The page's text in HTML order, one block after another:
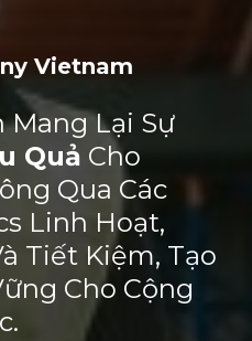
Vietnam
Mang Lại Sự
Quả Cho
Qua Các
Linh Hoạt,
Tiết Kiệm, Tạo
Cho Cộng